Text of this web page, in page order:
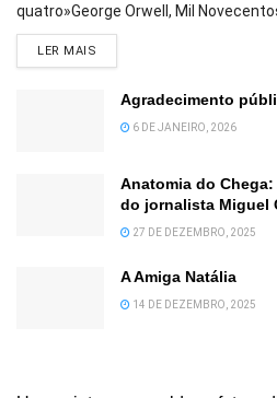
quatro»George Orwell, Mil
LER MAIS
Agradecimento
6 DE JANEIRO, 2026
Anatomia do
do jornalista Miguel
27 DE DEZEMBRO, 2025
A Amiga Natália
14 DE DEZEMBRO, 2025